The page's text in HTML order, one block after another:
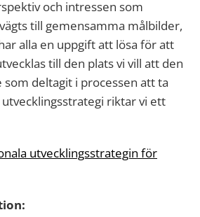
och intressen som
till gemensamma målbilder,
alla en uppgift att lösa för att
till den plats vi vill att den
som deltagit i processen att ta
riktar vi ett
utvecklingsstrategin för